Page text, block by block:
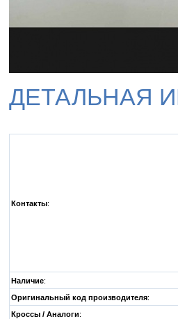
ДЕТАЛЬНАЯ
Контакты:
Наличие:
Оригинальный код производителя:
Кроссы / Аналоги: